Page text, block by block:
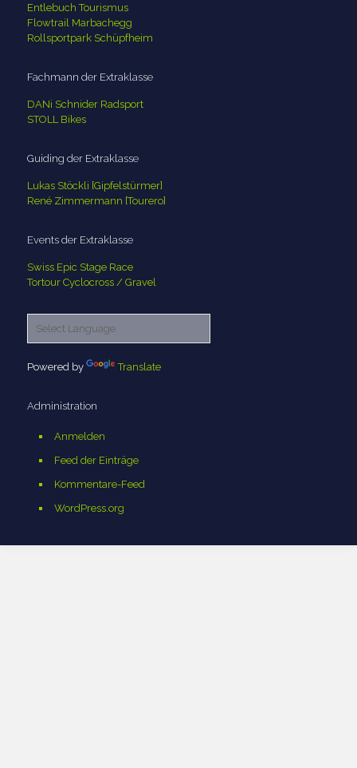
Entlebuch Tourismus
Flowtrail Marbachegg
Rollsportpark Schüpfheim
Fachmann der Extraklasse
DANi Schnider Radsport
STOLL Bikes
Guiding der Extraklasse
Lukas Stöckli [Gipfelstürmer]
René Zimmermann [Tourero]
Events der Extraklasse
Swiss Epic Stage Race
Tortour Cyclocross / Gravel
Powered by Translate
Administration
Anmelden
Feed der Einträge
Kommentare-Feed
WordPress.org